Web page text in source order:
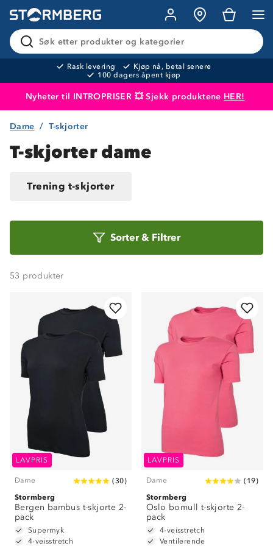
Søk etter produkter og kategorier
Rask levering
Kjøp nå, betal senere
100 dagers åpent kjøp
Nyheter til INTROPRISER 💥 Sjekk produktene HER!
Produktet er lagt i handlekurven
Dame T-skjorter
T-skjorter dame
Trening t-skjorter
Sorter& Filtrer
53 produkter
LAVPRIS
Dame (30)
Stormberg
Bergen bambus t-skjorte 2-
pack
Supermyk
4-veisstretch
LAVPRIS
Dame ( 19)
Stormberg
Oslo bomull t-skjorte 2-
pack
4-veisstretch
Ventilerende